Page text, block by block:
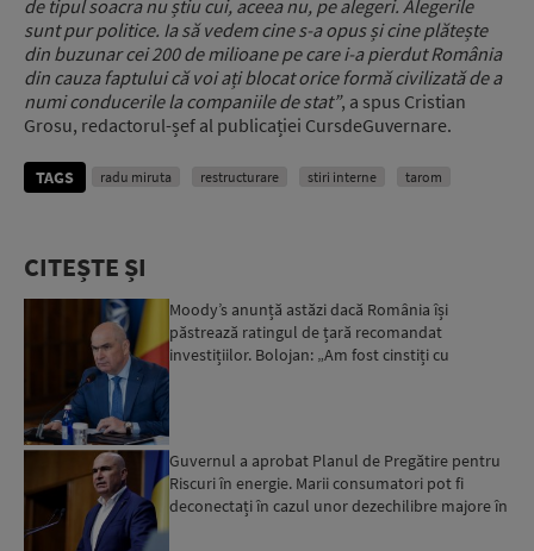
de tipul soacra nu știu cui, aceea nu, pe alegeri. Alegerile
sunt pur politice. Ia să vedem cine s-a opus și cine plătește
din buzunar cei 200 de milioane pe care i-a pierdut România
din cauza faptului că voi ați blocat orice formă civilizată de a
numi conducerile la companiile de stat”, a spus Cristian
Grosu, redactorul-șef al publicației CursdeGuvernare.
TAGS radu miruta restructurare stiri interne tarom
CITEȘTE ȘI
Moody’s anunță astăzi dacă România își
păstrează ratingul de țară recomandat
investițiilor. Bolojan: „Am fost cinstiți cu
Guvernul a aprobat Planul de Pregătire pentru
Riscuri în energie. Marii consumatori pot fi
deconectați în cazul unor dezechilibre majore în